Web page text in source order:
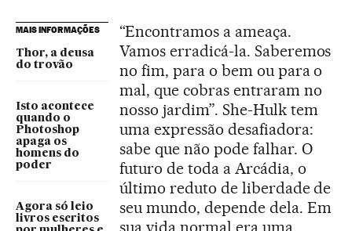
MAIS INFORMAÇÕES
Thor, a deusa
do trovão
Isto acontece
quando o
Photoshop
apaga os
homens do
poder
Agora só leio
livros escritos
“Encontramos a ameaça.
Vamos erradicá-la. Saberemos
no fim, para o bem ou para o
mal, que cobras entraram no
nosso jardim”. She-Hulk tem
uma expressão desafiadora:
sabe que não pode falhar. O
futuro de toda a Arcádia, o
último reduto de liberdade de
seu mundo, depende dela. Em
sua vida normal era uma